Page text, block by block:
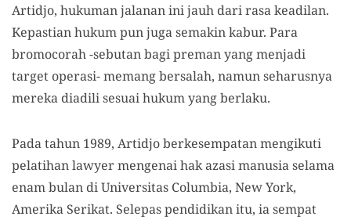
Artidjo, hukuman jalanan ini jauh dari rasa keadilan.
Kepastian hukum pun juga semakin kabur. Para
bromocorah -sebutan bagi preman yang menjadi
target operasi- memang bersalah, namun seharusnya
mereka diadili sesuai hukum yang berlaku.
Pada tahun 1989, Artidjo berkesempatan mengikuti
pelatihan lawyer mengenai hak azasi manusia selama
enam bulan di Universitas Columbia, New York,
Amerika Serikat. Selepas pendidikan itu, ia sempat